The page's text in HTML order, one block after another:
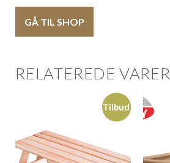
GÅ TIL SHOP
RELATEREDE VARER
Tilbud